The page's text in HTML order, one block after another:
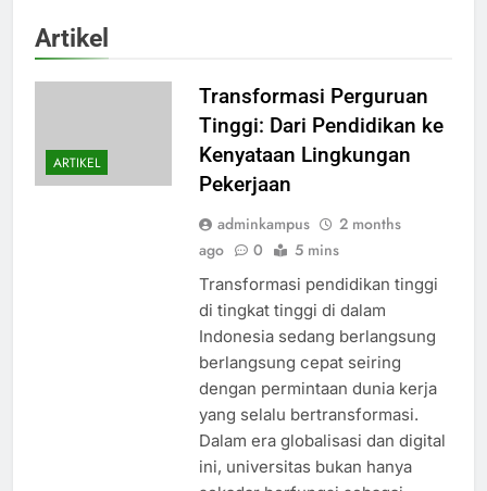
Artikel
ARTIKEL
Transformasi Perguruan
Tinggi: Dari Pendidikan ke
Kenyataan Lingkungan
Pekerjaan
adminkampus
2 months
ago
0 5 mins
Transformasi pendidikan tinggi
di tingkat tinggi di dalam
Indonesia sedang berlangsung
berlangsung cepat seiring
dengan permintaan dunia kerja
yang selalu bertransformasi.
Dalam era globalisasi dan digital
ini, universitas bukan hanya